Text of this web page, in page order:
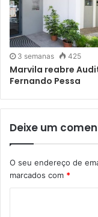
pelos pais. Nas
3 semanas 425
Marvila reabre
Fernando Pessa
Deixe um
O seu endereço de
marcados com *